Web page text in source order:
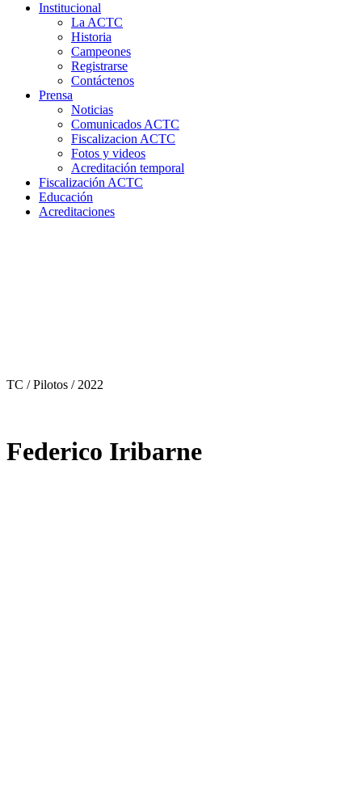
Institucional
La ACTC
Historia
Campeones
Registrarse
Contáctenos
Prensa
Noticias
Comunicados ACTC
Fiscalizacion ACTC
Fotos y videos
Acreditación temporal
Fiscalización ACTC
Educación
Acreditaciones
TC / Pilotos / 2022
Federico Iribarne